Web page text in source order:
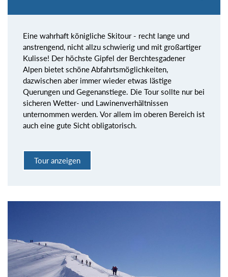
Eine wahrhaft königliche Skitour - recht lange und
anstrengend, nicht allzu schwierig und mit großartiger
Kulisse! Der höchste Gipfel der Berchtesgadener
Alpen bietet schöne Abfahrtsmöglichkeiten,
dazwischen aber immer wieder etwas lästige
Querungen und Gegenanstiege. Die Tour sollte nur bei
sicheren Wetter- und Lawinenverhältnissen
unternommen werden. Vor allem im oberen Bereich ist
auch eine gute Sicht obligatorisch.
Tour anzeigen